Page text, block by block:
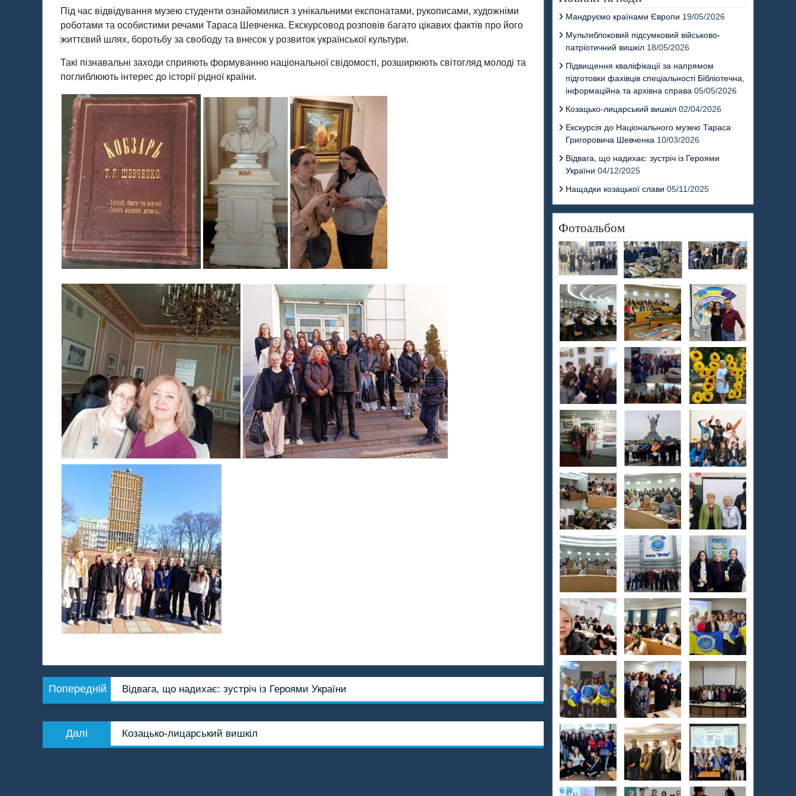
Під час відвідування музею студенти ознайомилися з унікальними експонатами, рукописами, художніми
роботами та особистими речами Тараса Шевченка. Екскурсовод розповів багато цікавих фактів про його
життєвий шлях, боротьбу за свободу та внесок у розвиток української культури.
Такі пізнавальні заходи сприяють формуванню національної свідомості, розширюють світогляд молоді та
поглиблюють інтерес до історії рідної країни.
Навігація
записів
Попередній
запис:
Відвага, що надихає: зустріч із Героями України
Далі
запис:
Козацько-лицарський вишкіл
Мандруємо країнами Європи 19/05/2026
Мультиблоковий підсумковий військово-
патріотичний вишкіл 18/05/2026
Підвищення кваліфікації за напрямом
підготовки фахівців спеціальності Бібліотечна,
інформаційна та архівна справа 05/05/2026
Козацько-лицарський вишкіл 02/04/2026
Екскурсія до Національного музею Тараса
Григоровича Шевченка 10/03/2026
Відвага, що надихає: зустріч із Героями
України 04/12/2025
Нащадки козацької слави 05/11/2025
Фотоальбом